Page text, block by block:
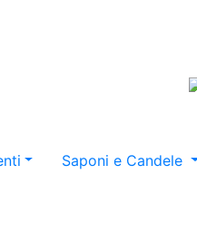
Saponi e Candele